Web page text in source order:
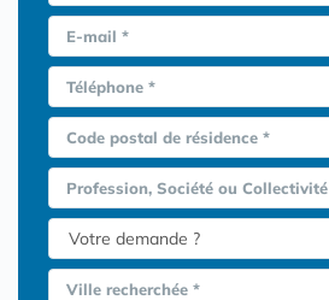
E-mail *
Téléphone *
Code postal de résidence *
Profession, Société ou Collectivité
Ville recherchée *